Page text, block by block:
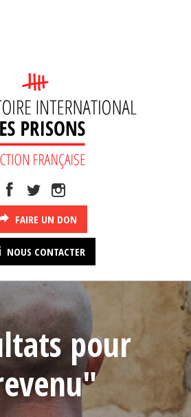
FAIRE UN DON
NOUS CONTACTER
pour